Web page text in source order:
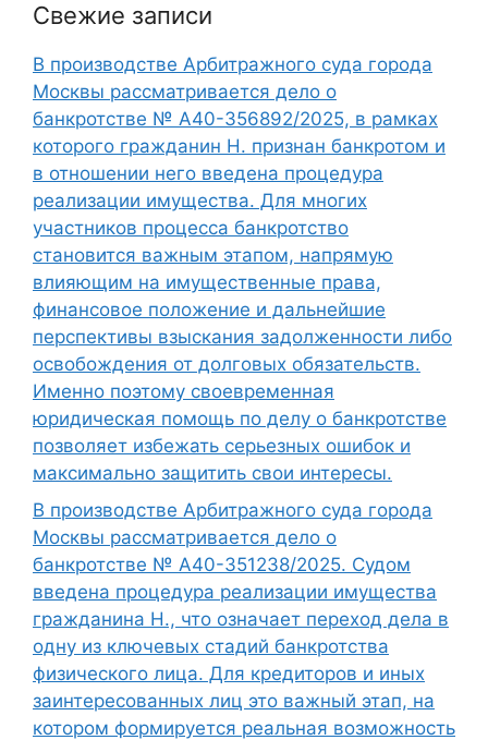
Свежие записи
В производстве Арбитражного суда города
Москвы рассматривается дело о
банкротстве № А40-356892/2025, в рамках
которого гражданин Н. признан банкротом и
в отношении него введена процедура
реализации имущества. Для многих
участников процесса банкротство
становится важным этапом, напрямую
влияющим на имущественные права,
финансовое положение и дальнейшие
перспективы взыскания задолженности либо
освобождения от долговых обязательств.
Именно поэтому своевременная
юридическая помощь по делу о банкротстве
позволяет избежать серьезных ошибок и
максимально защитить свои интересы.
В производстве Арбитражного суда города
Москвы рассматривается дело о
банкротстве № А40-351238/2025. Судом
введена процедура реализации имущества
гражданина Н., что означает переход дела в
одну из ключевых стадий банкротства
физического лица. Для кредиторов и иных
заинтересованных лиц это важный этап, на
котором формируется реальная возможность